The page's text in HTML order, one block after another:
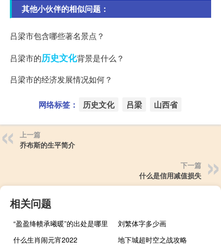
其他小伙伴的相似问题：
吕梁市包含哪些著名景点？
吕梁市的历史文化背景是什么？
吕梁市的经济发展情况如何？
网络标签： 历史文化 吕梁 山西省
上一篇
乔布斯的生平简介
下一篇
什么是信用减值损失
相关问题
“盈盈绛帻承曦暖”的出处是哪里
刘繁体字多少画
什么生肖闹元宵2022
地下城超时空之战攻略